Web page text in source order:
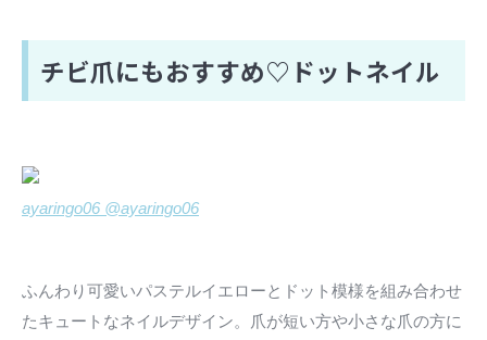
チビ爪にもおすすめ♡ドットネイル
ayaringo06 @ayaringo06
ふんわり可愛いパステルイエローとドット模様を組み合わせ
たキュートなネイルデザイン。爪が短い方や小さな爪の方に